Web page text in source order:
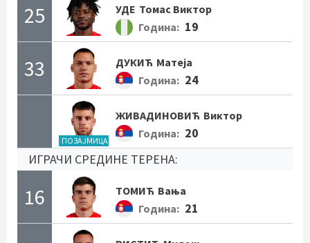
25 УДЕ Томас Виктор
Година: 19
33 ДУКИЋ Матеја
Година: 24
ПОЗАЈМИЦА
ЖИВАДИНОВИЋ Виктор
Година: 20
ИГРАЧИ СРЕДИНЕ ТЕРЕНА:
16 ТОМИЋ Вања
Година: 21